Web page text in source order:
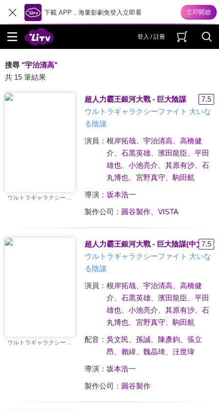
下載 APP，海量影劇免登入立即看
登入 / 註冊
搜尋 "宇治清高"
共 15 筆結果
ウルトラギャラクシーファイト 大いなる陰謀
超人力霸王銀河大戰 - 巨大陰謀
7.5
ウルトラギャラクシーファイト 大いな
る陰謀
演員： 根岸拓哉、 宇治清高
高橋健
介
石黒英雄、 濱田龍臣
平田
雄也、 小池亮介 其原有沙、 石
丸博也、 宮野真守 駒田航
導演： 坂本浩一
製作公司： 圓谷製作、 VISTA
ウルトラギャラクシーファイト 大いなる陰謀
超人力霸王銀河大戰 - 巨大陰謀(中文版)
7.5
ウルトラギャラクシーファイト 大いな
る陰謀
演員： 根岸拓哉、 宇治清高
高橋健
介
石黒英雄、 濱田龍臣
平田
雄也、 小池亮介 其原有沙、 石
丸博也、 宮野真守 駒田航
配音： 吳文民 孫誠、 陳彥鈞
張立
昂
賴緯、 魏晶琦、 汪世瑋
導演： 坂本浩一
製作公司： 圓谷製作